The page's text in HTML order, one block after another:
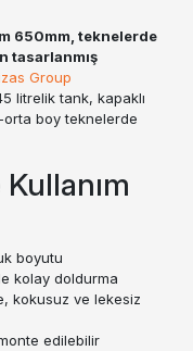
650mm, teknelerde
tasarlanmış
Group
litrelik tank, kapaklı
orta boy teknelerde
boyutu
kolay doldurma
kokusuz ve lekesiz
edilebilir